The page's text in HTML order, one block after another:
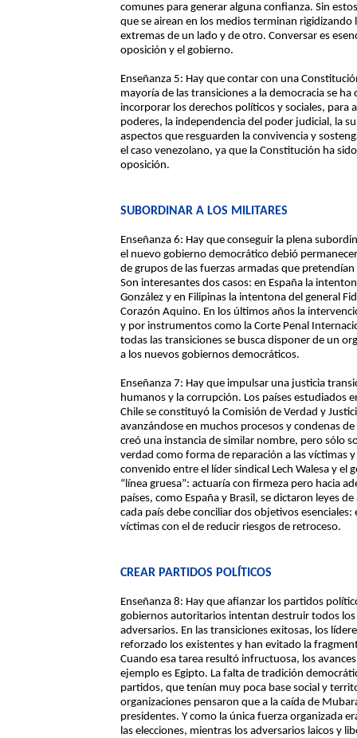
comunes para generar alguna confianza. Sin
que se airean en los medios terminan
extremas de un lado y de otro. Conversar es
oposición y el gobierno.
Enseñanza 5: Hay que contar con una
mayoría de las transiciones a la democracia se
incorporar los derechos políticos y sociales, para
poderes, la independencia del poder judicial, la
aspectos que resguarden la convivencia y
el caso venezolano, ya que la Constitución ha
oposición.
SUBORDINAR A LOS MILITARES
Enseñanza 6: Hay que conseguir la plena
el nuevo gobierno democrático debió
de grupos de las fuerzas armadas que
Son interesantes dos casos: en España la
González y en Filipinas la intentona del general
Corazón Aquino. En los últimos años la
y por instrumentos como la Corte Penal
todas las transiciones se busca disponer de un
a los nuevos gobiernos democráticos.
Enseñanza 7: Hay que impulsar una justicia
humanos y la corrupción. Los países estudiados
Chile se constituyó la Comisión de Verdad y
avanzándose en muchos procesos y condenas
creó una instancia de similar nombre, pero sólo
verdad como forma de reparación a las víctimas
convenido entre el líder sindical Lech Walesa y el
“línea gruesa”: actuaría con firmeza pero hacia
países, como España y Brasil, se dictaron leyes
cada país debe conciliar dos objetivos
víctimas con el de reducir riesgos de retroceso.
CREAR PARTIDOS POLÍTICOS
Enseñanza 8: Hay que afianzar los partidos
gobiernos autoritarios intentan destruir todos
adversarios. En las transiciones exitosas, los
reforzado los existentes y han evitado la
Cuando esa tarea resultó infructuosa, los
ejemplo es Egipto. La falta de tradición
partidos, que tenían muy poca base social y
organizaciones pensaron que a la caída de
presidentes. Y como la única fuerza organizada
las elecciones, mientras los adversarios laicos y